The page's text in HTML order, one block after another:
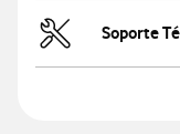
Soporte